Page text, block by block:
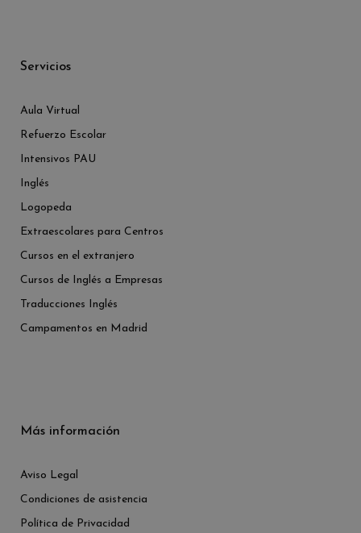
Servicios
Aula Virtual
Refuerzo Escolar
Intensivos PAU
Inglés
Logopeda
Extraescolares para Centros
Cursos en el extranjero
Cursos de Inglés a Empresas
Traducciones Inglés
Campamentos en Madrid
Más información
Aviso Legal
Condiciones de asistencia
Política de Privacidad